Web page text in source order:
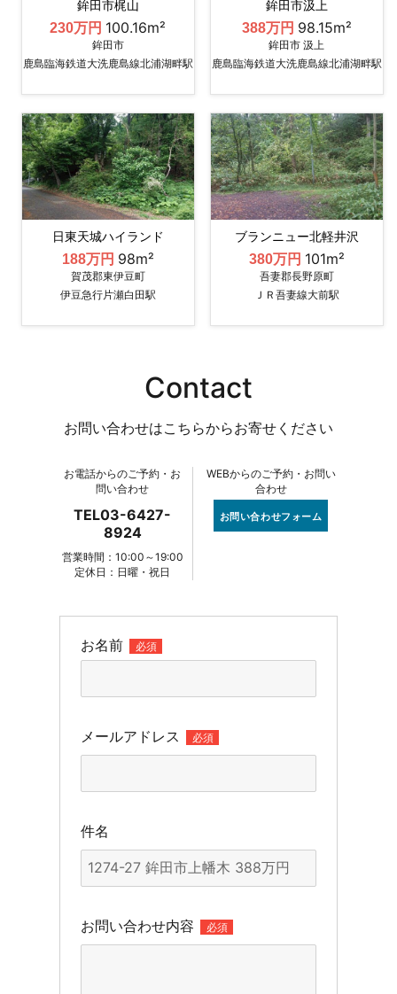
鉾田市梶山
230万円 100.16m²
鉾田市
鹿島臨海鉄道大洗鹿島線北浦湖畔駅
鉾田市汲上
388万円 98.15m²
鉾田市 汲上
鹿島臨海鉄道大洗鹿島線北浦湖畔駅
日東天城ハイランド
188万円 98m²
賀茂郡東伊豆町
伊豆急行片瀬白田駅
ブランニュー北軽井沢
380万円 101m²
吾妻郡長野原町
ＪＲ吾妻線大前駅
Contact
お問い合わせはこちらからお寄せください
お電話からのご予約・お
問い合わせ
TEL03-6427-
8924
営業時間：10:00～19:00
定休日：日曜・祝日
WEBからのご予約・お問い
合わせ
お問い合わせフォーム
お名前 必須
メールアドレス 必須
件名
お問い合わせ内容 必須